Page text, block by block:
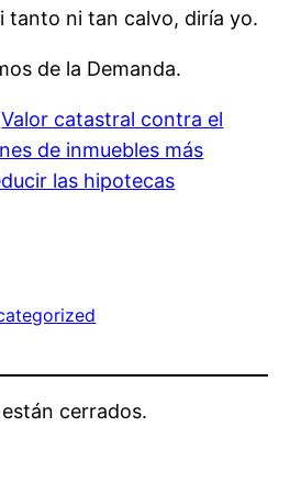
tanto ni tan calvo, diría yo.
de la Demanda.
Valor catastral contra el
de inmuebles más
las hipotecas
cerrados.